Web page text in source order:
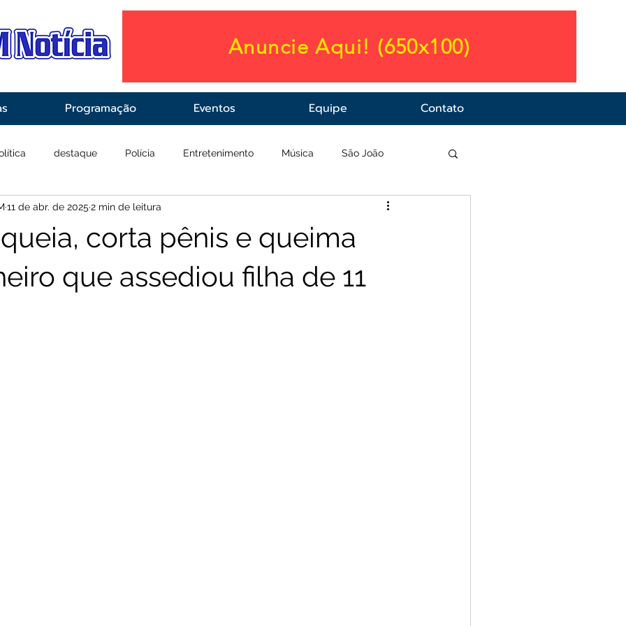
Anuncie Aqui! (650x100)
Programação Eventos Equipe Contato
destaque Polícia Entretenimento Música São João
Saúde
corta pênis e queima
que assediou filha de 11
11 de abr. de 2025 2 min de leitura